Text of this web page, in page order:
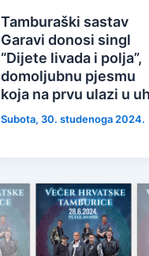
Tamburaški sastav
Garavi donosi singl
“Dijete livada i polja”,
domoljubnu pjesmu
koja na prvu ulazi u
Subota, 30. studenoga 2024.